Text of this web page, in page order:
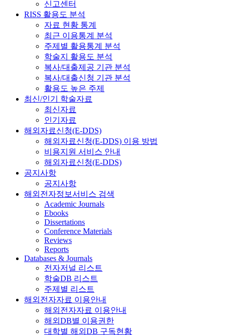
신고센터
RISS 활용도 분석
자료 현황 통계
최근 이용통계 분석
주제별 활용통계 분석
학술지 활용도 분석
복사/대출제공 기관 분석
복사/대출신청 기관 분석
활용도 높은 주제
최신/인기 학술자료
최신자료
인기자료
해외자료신청(E-DDS)
해외자료신청(E-DDS) 이용 방법
비용지원 서비스 안내
해외자료신청(E-DDS)
공지사항
공지사항
해외전자정보서비스 검색
Academic Journals
Ebooks
Dissertations
Conference Materials
Reviews
Reports
Databases & Journals
전자저널 리스트
학술DB 리스트
주제별 리스트
해외전자자료 이용안내
해외전자자료 이용안내
해외DB별 이용권한
대학별 해외DB 구독현황